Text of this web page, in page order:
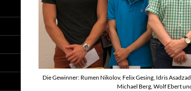
Die Gewinner: Rumen Nikolov, Felix Gesing, Idris
Michael Berg, Wolf Ebert